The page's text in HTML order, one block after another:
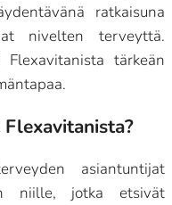
ratkaisuna
nivelten terveyttä.
tärkeän
asiantuntijat
niille, jotka etsivät